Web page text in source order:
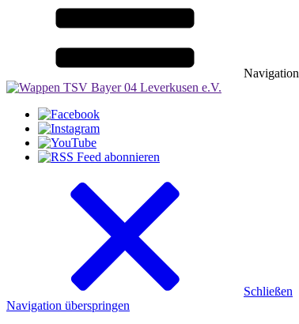
Navigation
Schließen
Navigation überspringen